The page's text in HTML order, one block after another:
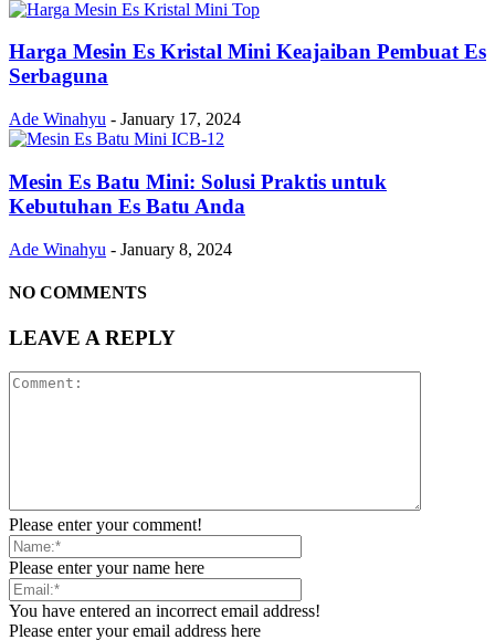
Harga Mesin Es Kristal Mini Keajaiban Pembuat Es
Serbaguna
Ade Winahyu - January 17, 2024
Mesin Es Batu Mini: Solusi Praktis untuk
Kebutuhan Es Batu Anda
Ade Winahyu - January 8, 2024
NO COMMENTS
LEAVE A REPLY
Please enter your comment!
Please enter your name here
You have entered an incorrect email address!
Please enter your email address here